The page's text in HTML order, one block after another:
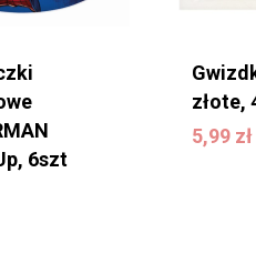
6szt
złote,
5,99 zł
5,99